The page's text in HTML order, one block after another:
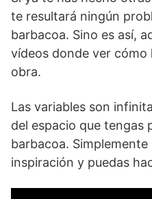
te resultará ningún
barbacoa. Sino es así,
vídeos donde ver cómo
obra.
Las variables son
del espacio que tengas
barbacoa.
inspiración y puedas